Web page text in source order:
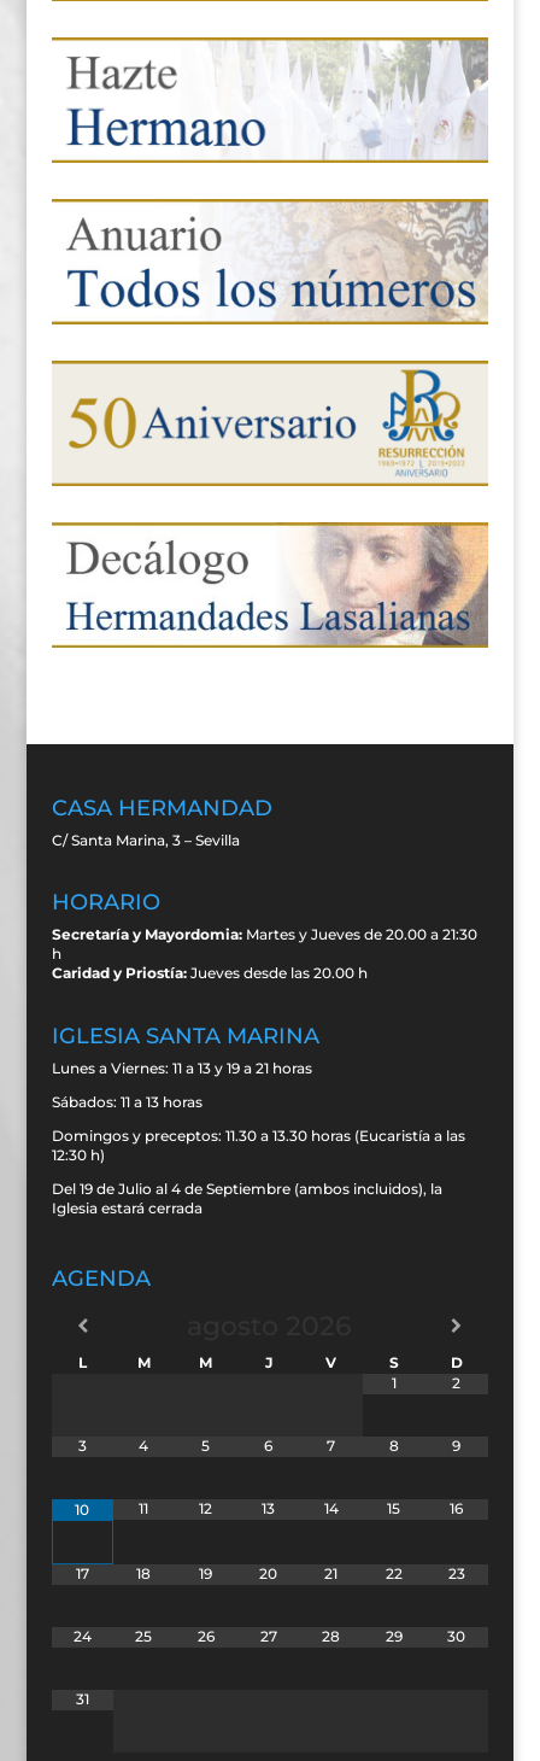
CASA HERMANDAD
C/ Santa Marina, 3 – Sevilla
HORARIO
Secretaría y Mayordomia:Martes y Jueves de 20.00 a 21:30
h
Caridad y Priostía:Jueves desde las 20.00 h
IGLESIA SANTA MARINA
Lunes a Viernes: 11 a 13 y 19 a 21 horas
Sábados: 11 a 13 horas
Domingos y preceptos: 11.30 a 13.30 horas (Eucaristía a las
12:30 h)
Del 19 de Julio al 4 de Septiembre (ambos incluidos), la
Iglesia estará cerrada
AGENDA
L M M J V S
D
1
2
3 4 5 6 7 8 9
10 11 12 13 14 15 16
17 18 19 20 21 22 23
24 25 26 27 28 29 30
31